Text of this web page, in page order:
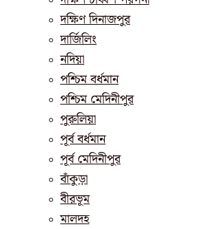
দক্ষিণ দিনাজপুর
দার্জিলিং
নদিয়া
পশ্চিম বর্ধমান
পশ্চিম মেদিনীপুর
পুরুলিয়া
পূর্ব বর্ধমান
পূর্ব মেদিনীপুর
বাঁকুড়া
বীরভূম
মালদহ